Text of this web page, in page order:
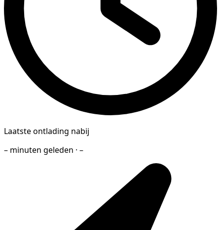
Laatste ontlading nabij
– minuten geleden · –